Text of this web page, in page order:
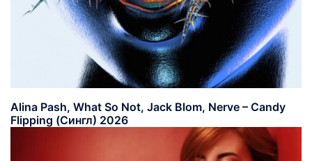
Alina Pash, What So Not, Jack Blom, Nerve – Candy
Flipping (Сингл) 2026